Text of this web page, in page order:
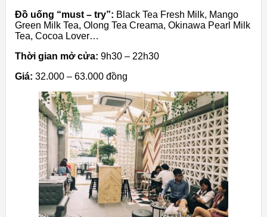
Đồ uống “must – try”: Black Tea Fresh Milk, Mango
Green Milk Tea, Olong Tea Creama, Okinawa Pearl Milk
Tea, Cocoa Lover…
Thời gian mở cửa: 9h30 – 22h30
Giá: 32.000 – 63.000 đồng